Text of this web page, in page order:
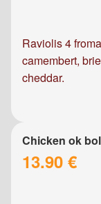
Raviolis 4
camembert,
cheddar.
Chicken ok bol
13.90 €